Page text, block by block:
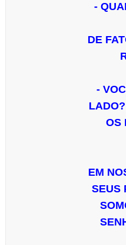
-
DE
-
LADO?
OS
EM
SEUS